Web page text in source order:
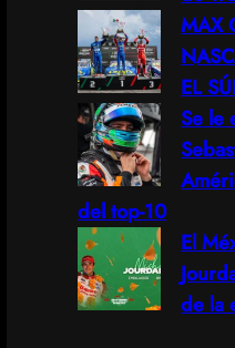
MAX
EL
Se le
del top-10
El
de la